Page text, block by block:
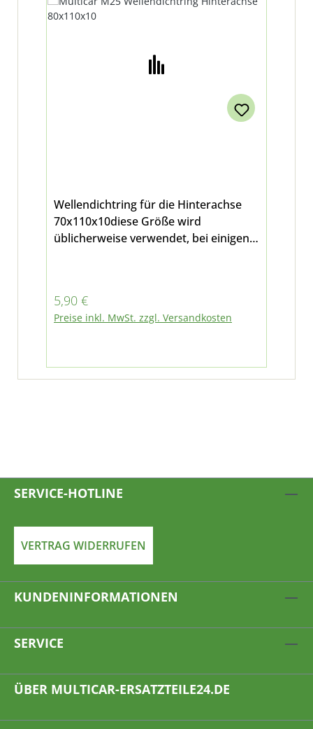
Wellendichtring für die Hinterachse
70x110x10diese Größe wird
üblicherweise verwendet, bei einigen
Regulärer Preis:
5,90 €
Preise inkl. MwSt. zzgl. Versandkosten
SERVICE-HOTLINE
VERTRAG WIDERRUFEN
KUNDENINFORMATIONEN
SERVICE
ÜBER MULTICAR-ERSATZTEILE24.DE